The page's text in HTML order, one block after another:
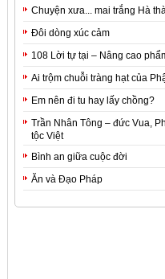
Chuyện xưa... mai trắng Hà
Đôi dòng xúc cảm
108 Lời tự tại – Nâng cao
Ai trộm chuỗi tràng hạt của
Em nên đi tu hay lấy chồng?
Trần Nhân Tông – đức Vua,
tộc Việt
Bình an giữa cuộc đời
Ăn và Đạo Pháp